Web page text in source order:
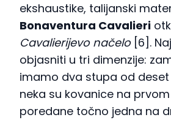
ekshaustike, talijanski
Bonaventura Cavalieri
Cavalierijevo načelo [6].
objasniti u tri dimenzije:
imamo dva stupa od
neka su kovanice na
poredane točno jedna na